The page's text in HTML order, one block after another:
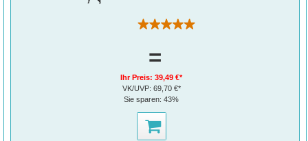
(3)
=
Ihr Preis:39,49 €*
VK/UVP: 69,70 €*
Sie sparen:43%